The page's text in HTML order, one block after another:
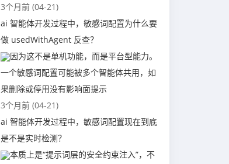
3个月前 (04-21)
ai 智能体开发过程中，敏感词配置为什么要
做 usedWithAgent 反查？
因为这不是单机功能，而是平台型能力。
一个敏感词配置可能被多个智能体共用，如
果删除或停用没有影响面提示
3个月前 (04-21)
ai 智能体开发过程中，敏感词配置现在到底
是不是实时检测？
本质上是“提示词层的安全约束注入”，不